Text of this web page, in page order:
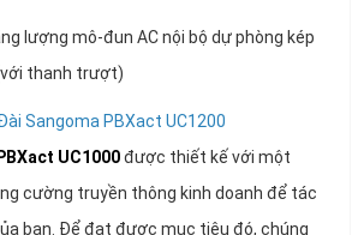
lượng mô-đun AC nội bộ dự phòng kép
thanh trượt)
Sangoma PBXact UC1200
UC1000được thiết kế với một
cường truyền thông kinh doanh để tác
bạn. Để đạt được mục tiêu đó, chúng